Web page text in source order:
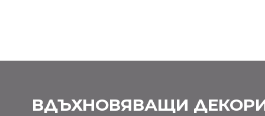
ВДЪХНОВЯВАЩИ